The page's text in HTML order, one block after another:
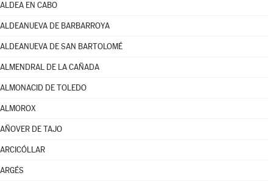
ALDEA EN CABO
ALDEANUEVA DE BARBARROYA
ALDEANUEVA DE SAN BARTOLOMÉ
ALMENDRAL DE LA CAÑADA
ALMONACID DE TOLEDO
ALMOROX
AÑOVER DE TAJO
ARCICÓLLAR
ARGÉS